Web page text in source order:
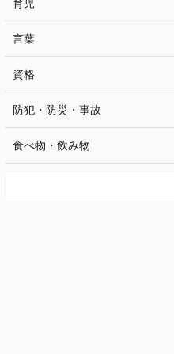
育児
言葉
資格
防犯・防災・事故
食べ物・飲み物